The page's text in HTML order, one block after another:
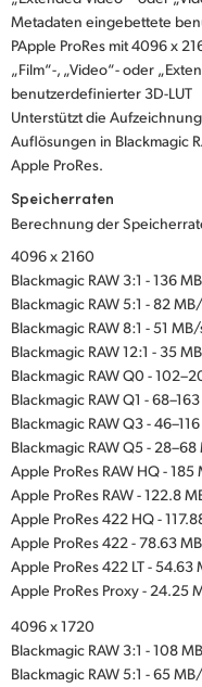
Metadaten eingebettete
PApple ProRes mit 4096 x
„Film“-, „Video“- oder
benutzerdefinierter 3D-LUT
Unterstützt die
Auflösungen in Blackmagic
Apple ProRes.
Speicherraten
Berechnung der
4096 x 2160
Blackmagic RAW 3:1 - 136
Blackmagic RAW 5:1 - 82
Blackmagic RAW 8:1 - 51
Blackmagic RAW 12:1 - 35
Blackmagic RAW Q0 -
Blackmagic RAW Q1 -
Blackmagic RAW Q3 -
Blackmagic RAW Q5 - 28–68
Apple ProRes RAW HQ - 185
Apple ProRes RAW - 122.8
Apple ProRes 422 HQ -
Apple ProRes 422 - 78.63
Apple ProRes 422 LT - 54.63
Apple ProRes Proxy - 24.25
4096 x 1720
Blackmagic RAW 3:1 - 108
Blackmagic RAW 5:1 - 65